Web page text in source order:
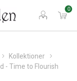
0
Kollektioner
- Time to Flourish